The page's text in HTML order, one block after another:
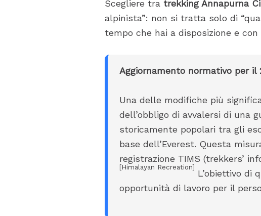
Scegliere tra trekking Annapurna
alpinista”: non si tratta solo di
tempo che hai a disposizione e
Aggiornamento normativo per il
Una delle modifiche più
dell’obbligo di avvalersi di una
storicamente popolari tra gli
base dell’Everest. Questa
registrazione TIMS (trekkers’
[Himalayan Recreation]
L’obiettivo di
opportunità di lavoro per il